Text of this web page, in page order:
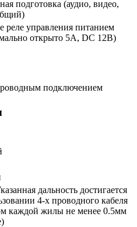
подготовка (аудио, видео,
реле управления питанием
открыто 5A, DC 12В)
подключением
дальность достигается
4-х проводного кабеля
каждой жилы не менее 0.5мм